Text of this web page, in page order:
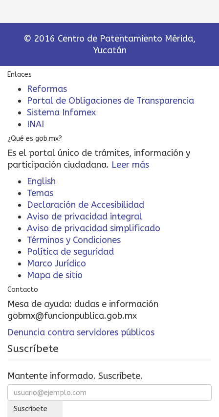
© 2016 Centro de Patentamiento Mérida,
Yucatán
Enlaces
Reformas
Portal de Obligaciones de Transparencia
Sistema Infomex
INAI
¿Qué es gob.mx?
Es el portal único de trámites, información y
participación ciudadana. Leer más
English
Temas
Declaración de Accesibilidad
Aviso de privacidad integral
Aviso de privacidad simplificado
Términos y Condiciones
Política de seguridad
Marco Jurídico
Mapa de sitio
Contacto
Mesa de ayuda: dudas e información
gobmx@funcionpublica.gob.mx
Denuncia contra servidores públicos
Suscríbete
Mantente informado. Suscríbete.
Suscríbete